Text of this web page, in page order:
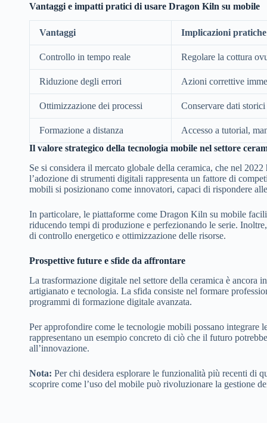
Vantaggi e impatti pratici di usare Dragon Kiln su mobile
Vantaggi Implicazioni pratiche
Controllo in tempo reale Regolare la cottura
Riduzione degli errori Azioni correttive
Ottimizzazione dei processi Conservare dati
Formazione a distanza
Accesso a tutorial,
Il valore strategico della tecnologia mobile nel settore
Se si considera il mercato globale della ceramica, che nel
l’adozione di strumenti digitali rappresenta un fattore di
mobili si posizionano come innovatori, capaci di rispondere
In particolare, le piattaforme come Dragon Kiln su mobile
riducendo tempi di produzione e perfezionando le serie.
di controllo energetico e ottimizzazione delle risorse.
Prospettive future e sfide da affrontare
La trasformazione digitale nel settore della ceramica è ancora
artigianato e tecnologia. La sfida consiste nel formare
programmi di formazione digitale avanzata.
Per approfondire come le tecnologie mobili possano
rappresentano un esempio concreto di ciò che il futuro
all’innovazione.
Nota: Per chi desidera esplorare le funzionalità più recenti di
scoprire come l’uso del mobile può rivoluzionare la gestione